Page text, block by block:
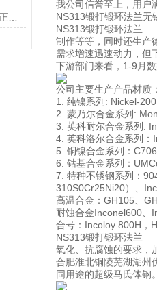
我公司信誉至上，用户
NS313锻打锻环法兰无
NS313锻打锻环法兰
制作等等，同时还生
需求增速迅速动力，但
下游部门来看，1-9月
公司主要生产产品材质
1. 纯镍系列: Nickel-
2. 蒙乃尔合金系列:
3. 英科耐尔合金系列:
4. 英科洛尔合金系列
5. 铜镍合金系列：
6. 钴基合金系列：
7. 特种不锈钢系列：
310S0Cr25Ni20）、
高温合金：GH105、
耐蚀合金Inconel600、
合号：Incoloy 800H，
NS313锻打锻环法兰
氧化、抗腐蚀的要求
合肥淮北铜陵芜湖湖州
同用途的超级马氏体钢